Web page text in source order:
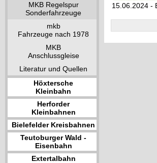
MKB Regelspur
Sonderfahrzeuge
mkb
Fahrzeuge nach 1978
MKB
Anschlussgleise
Literatur und Quellen
Höxtersche
Kleinbahn
Herforder
Kleinbahnen
Bielefelder Kreisbahnen
Teutoburger Wald -
Eisenbahn
Extertalbahn
15.06.2024 -